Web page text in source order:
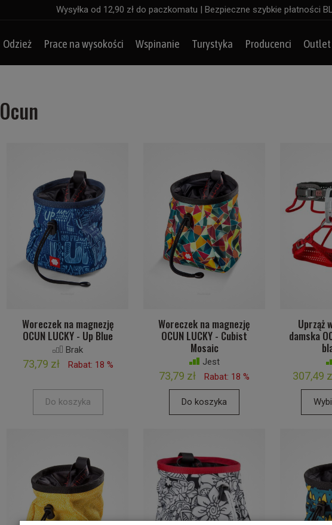
Wysyłka od 12,90 zł do paczkomatu | Bezpieczne szybkie płatności
Odzież Prace na wysokości Wspinanie Turystyka Producenci Outlet
Ocun
Woreczek na magnezję
OCUN LUCKY - Up Blue
Brak
73,79 zł Rabat: 18 %
Do koszyka
Woreczek na magnezję
OCUN LUCKY - Cubist
Mosaic
Jest
73,79 zł Rabat: 18 %
Do koszyka
Uprząż
damska
307,49